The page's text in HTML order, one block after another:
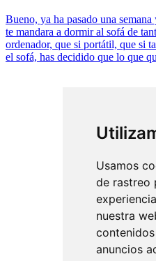
Usamos
de rastreo
nuestra
anuncios
Bueno, ya ha pasado una
te mandara a dormir al sofá de
ordenador, que si portátil, que si
el sofá, has decidido que lo que